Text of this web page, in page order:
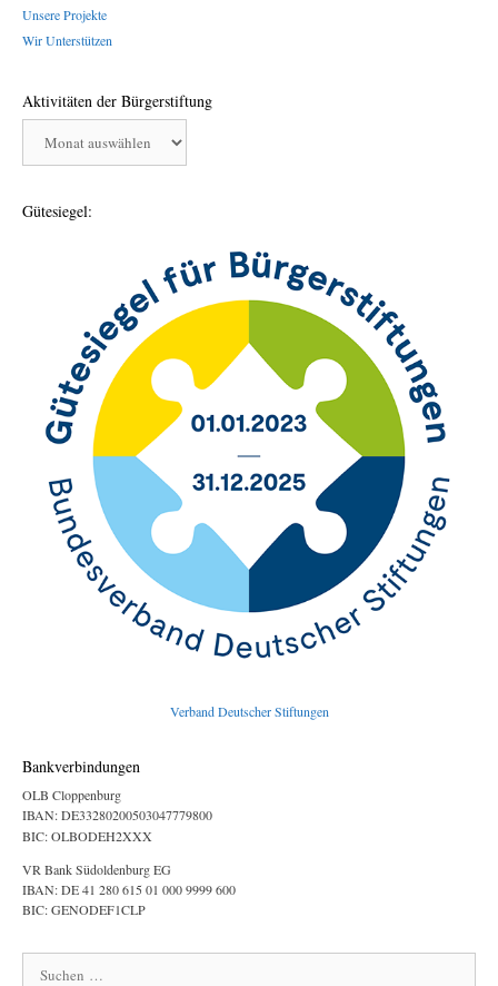
Unsere Projekte
Wir Unterstützen
Aktivitäten der Bürgerstiftung
Bürgerstiftung
Gütesiegel:
Verband Deutscher Stiftungen
Bankverbindungen
OLB Cloppenburg
IBAN: DE33280200503047779800
BIC: OLBODEH2XXX
VR Bank Südoldenburg EG
IBAN: DE 41 280 615 01 000 9999 600
BIC: GENODEF1CLP
nach: